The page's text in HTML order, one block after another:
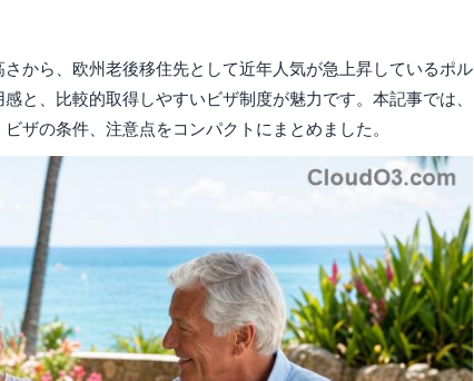
から、欧州老後移住先として近年人気が急上昇しているポル
と、比較的取得しやすいビザ制度が魅力です。本記事では、
ザの条件、注意点をコンパクトにまとめました。